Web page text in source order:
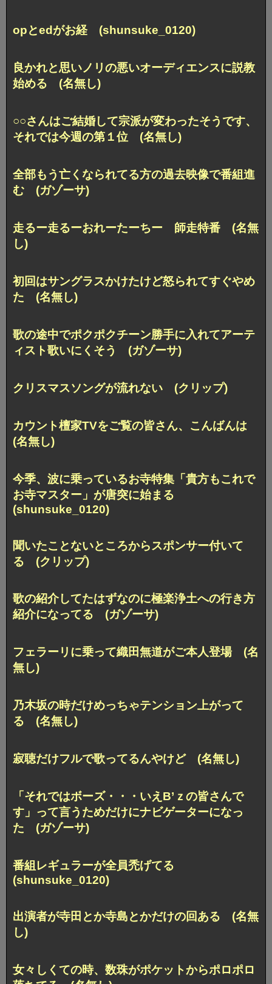
opとedがお経 (shunsuke_0120)
良かれと思いノリの悪いオーディエンスに説教
始める (名無し)
○○さんはご結婚して宗派が変わったそうです、
それでは今週の第１位 (名無し)
全部もう亡くなられてる方の過去映像で番組進
む (ガゾーサ)
走るー走るーおれーたーちー 師走特番 (名無
し)
初回はサングラスかけたけど怒られてすぐやめ
た (名無し)
歌の途中でポクポクチーン勝手に入れてアーテ
ィスト歌いにくそう (ガゾーサ)
クリスマスソングが流れない (クリップ)
カウント檀家TVをご覧の皆さん、こんばんは
(名無し)
今季、波に乗っているお寺特集「貴方もこれで
お寺マスター」が唐突に始まる
(shunsuke_0120)
聞いたことないところからスポンサー付いて
る (クリップ)
歌の紹介してたはずなのに極楽浄土への行き方
紹介になってる (ガゾーサ)
フェラーリに乗って織田無道がご本人登場 (名
無し)
乃木坂の時だけめっちゃテンション上がって
る (名無し)
寂聴だけフルで歌ってるんやけど (名無し)
「それではボーズ・・・いえB’ｚの皆さんで
す」って言うためだけにナビゲーターになっ
た (ガゾーサ)
番組レギュラーが全員禿げてる
(shunsuke_0120)
出演者が寺田とか寺島とかだけの回ある (名無
し)
女々しくての時、数珠がポケットからポロポロ